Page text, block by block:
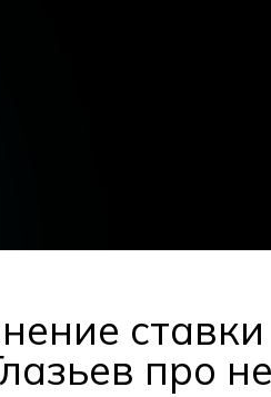
про